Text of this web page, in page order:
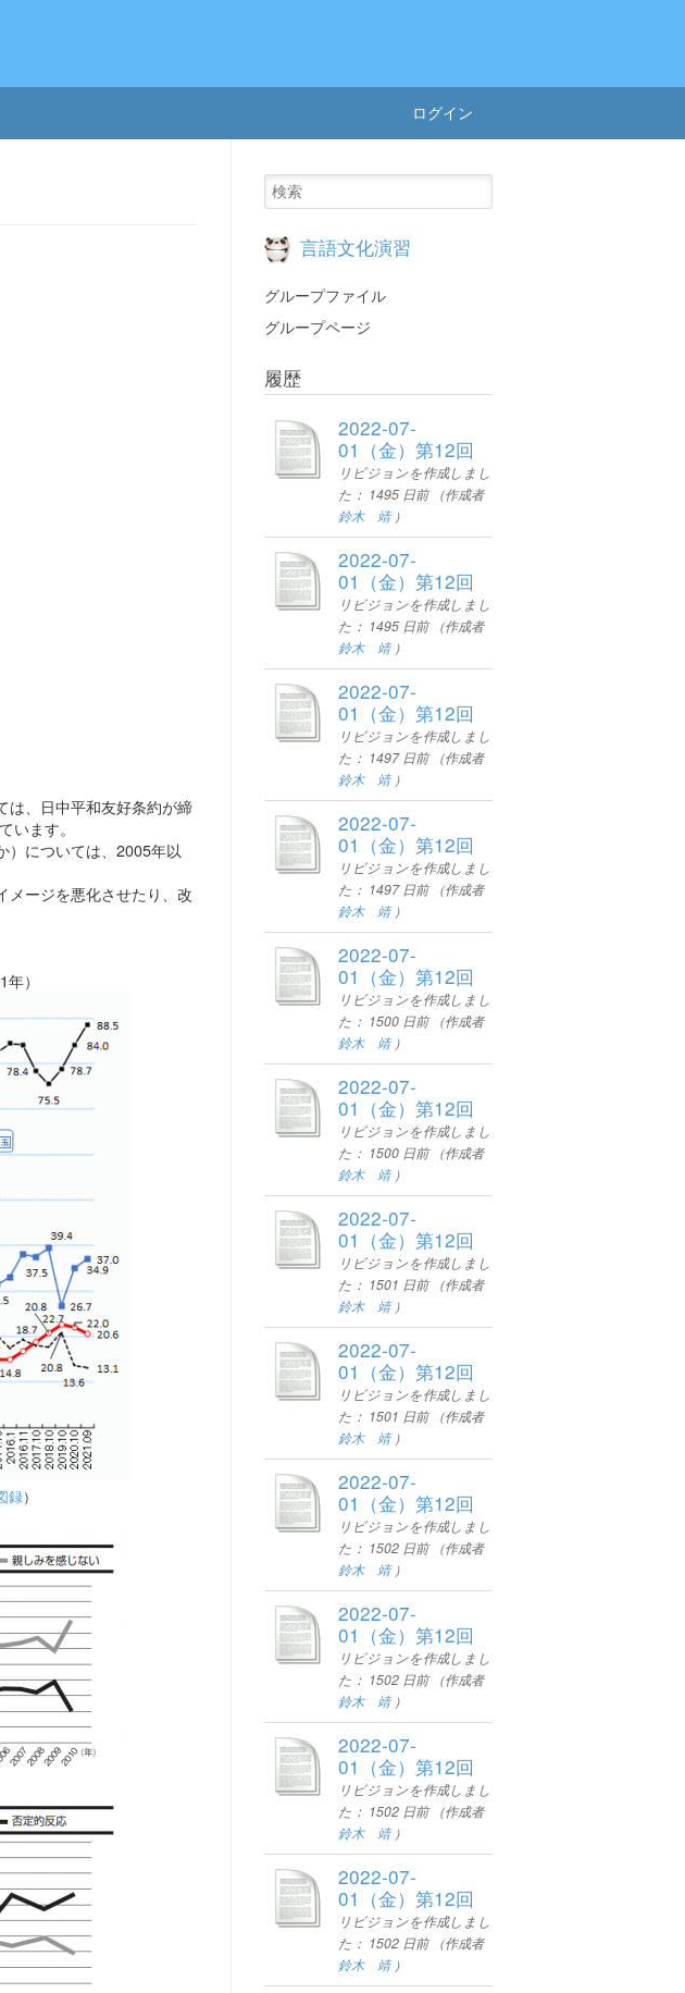
ログイン
は、日中平和友好条約が締
ます。
）については、2005年以
ージを悪化させたり、改
）
録）
言語文化演習
グループファイル
グループページ
履歴
2022-07-
01（金）第12回
リビジョンを作成しまし
た： 1495 日前（作成者
鈴木 靖）
2022-07-
01（金）第12回
リビジョンを作成しまし
た： 1495 日前（作成者
鈴木 靖）
2022-07-
01（金）第12回
リビジョンを作成しまし
た： 1497 日前（作成者
鈴木 靖）
2022-07-
01（金）第12回
リビジョンを作成しまし
た： 1497 日前（作成者
鈴木 靖）
2022-07-
01（金）第12回
リビジョンを作成しまし
た： 1500 日前（作成者
鈴木 靖）
2022-07-
01（金）第12回
リビジョンを作成しまし
た： 1500 日前（作成者
鈴木 靖）
2022-07-
01（金）第12回
リビジョンを作成しまし
た： 1501 日前（作成者
鈴木 靖）
2022-07-
01（金）第12回
リビジョンを作成しまし
た： 1501 日前（作成者
鈴木 靖）
2022-07-
01（金）第12回
リビジョンを作成しまし
た： 1502 日前（作成者
鈴木 靖）
2022-07-
01（金）第12回
リビジョンを作成しまし
た： 1502 日前（作成者
鈴木 靖）
2022-07-
01（金）第12回
リビジョンを作成しまし
た： 1502 日前（作成者
鈴木 靖）
2022-07-
01（金）第12回
リビジョンを作成しまし
た： 1502 日前（作成者
鈴木 靖）